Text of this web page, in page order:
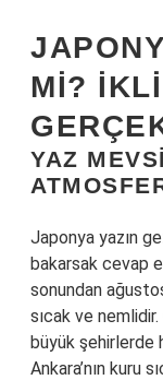
MI?
YAZ
Japonya yazın
bakarsak cevap
sonundan
sıcak ve
büyük şehirlerde
Ankara’nın kuru